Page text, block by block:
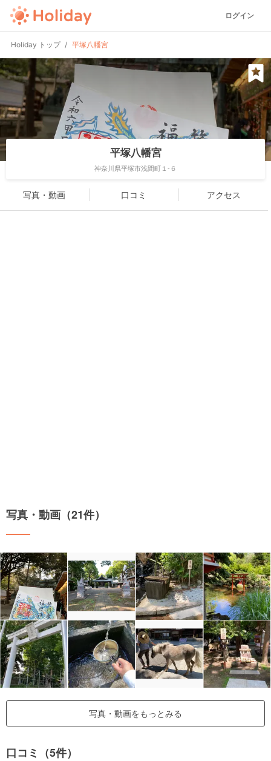
ログイン
Holiday トップ 平塚八幡宮
平塚八幡宮
神奈川県平塚市浅間町１-６
写真・動画 口コミ アクセス
写真・動画（21件）
写真・動画をもっとみる
口コミ（5件）